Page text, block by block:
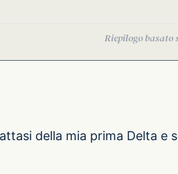
della mia prima Delta e